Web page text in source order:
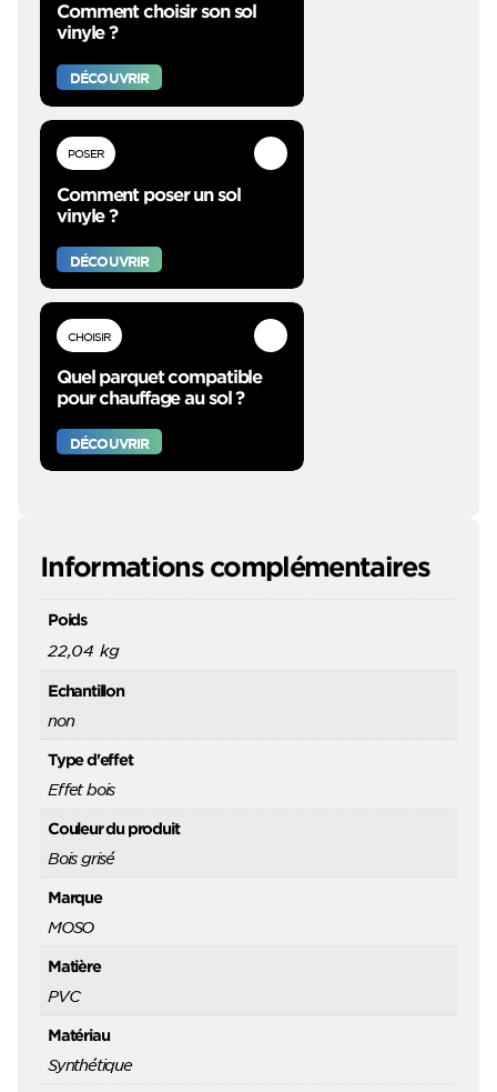
Comment choisir son sol
vinyle ?
DÉCOUVRIR
POSER
Comment poser un sol
vinyle ?
DÉCOUVRIR
CHOISIR
Quel parquet compatible
pour chauffage au sol ?
DÉCOUVRIR
Informations complémentaires
Poids
22,04 kg
Echantillon
non
Type d'effet
Effet bois
Couleur du produit
Bois grisé
Marque
MOSO
Matière
PVC
Matériau
Synthétique